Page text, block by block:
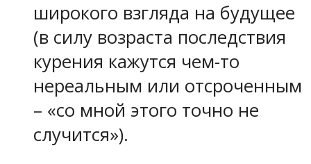
широкого взгляда на будущее
(в силу возраста последствия
курения кажутся чем-то
нереальным или отсроченным
– «со мной этого точно не
случится»).